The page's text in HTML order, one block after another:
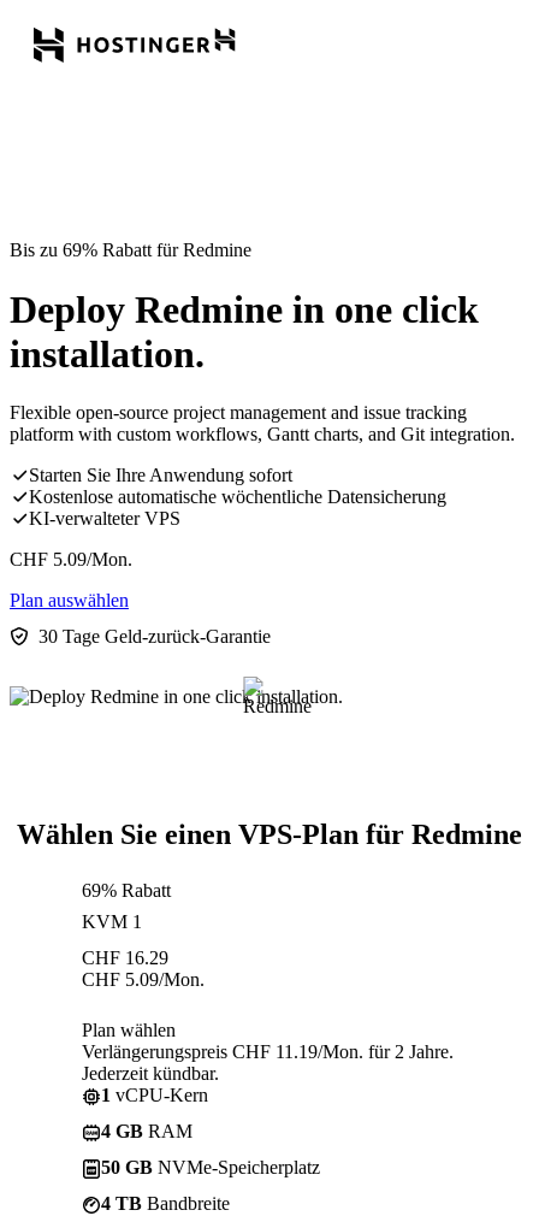
Bis zu 69% Rabatt für Redmine
Deploy Redmine in one click
installation.
Flexible open-source project management and issue tracking
platform with custom workflows, Gantt charts, and Git integration.
Starten Sie Ihre Anwendung sofort
Kostenlose automatische wöchentliche Datensicherung
KI-verwalteter VPS
CHF 5.09/Mon.
Plan auswählen
30 Tage Geld-zurück-Garantie
Wählen Sie einen VPS-Plan für Redmine
69% Rabatt
KVM 1
CHF 16.29
CHF 5.09/Mon.
Plan wählen
Verlängerungspreis CHF 11.19/Mon. für 2 Jahre.
Jederzeit kündbar.
1 vCPU-Kern
4 GB RAM
50 GB NVMe-Speicherplatz
4 TB Bandbreite